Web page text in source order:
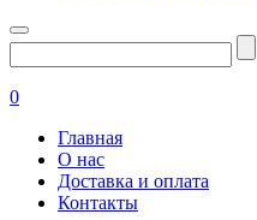
0
Главная
О нас
Доставка и оплата
Контакты